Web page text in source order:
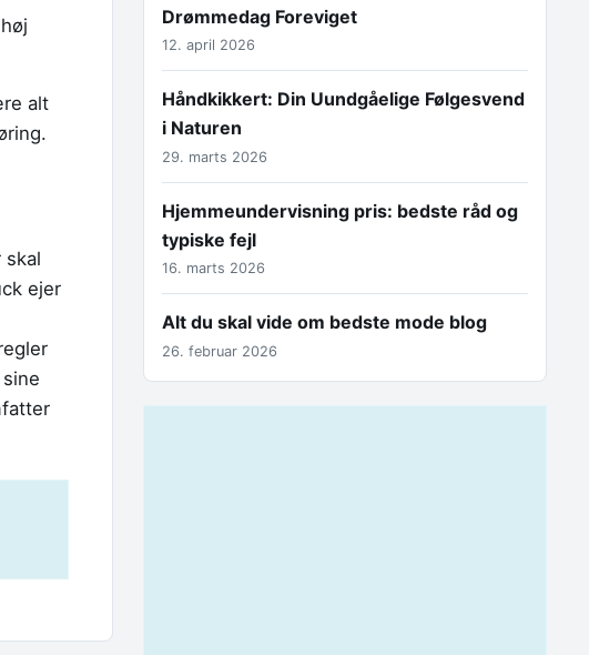
alt
ejer
Drømmedag Foreviget
12. april 2026
Håndkikkert: Din Uundgåelige Følgesvend
i Naturen
29. marts 2026
Hjemmeundervisning pris: bedste råd og
typiske fejl
16. marts 2026
Alt du skal vide om bedste mode blog
26. februar 2026